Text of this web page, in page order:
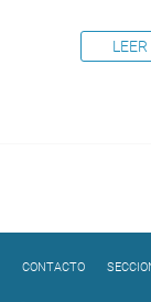
CONTACTO